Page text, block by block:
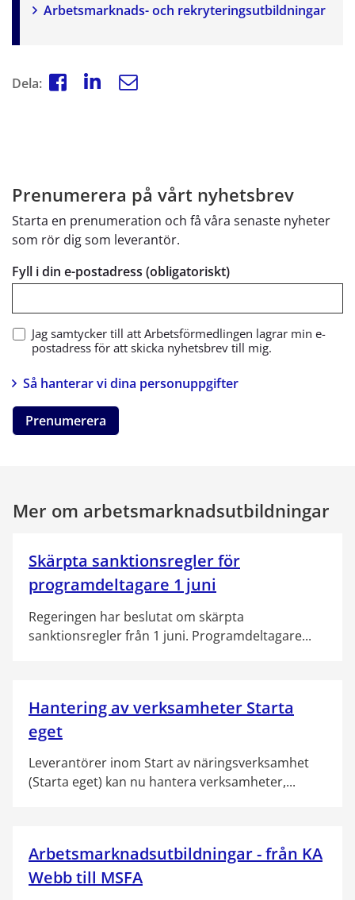
Arbetsmarknads- och rekryteringsutbildningar
Dela:
Prenumerera på vårt nyhetsbrev
Starta en prenumeration och få våra senaste nyheter
som rör dig som leverantör.
Fyll i din e-postadress (obligatoriskt)
Jag samtycker till att Arbetsförmedlingen lagrar min e-
postadress för att skicka nyhetsbrev till mig.
Så hanterar vi dina personuppgifter
Prenumerera
Mer om arbetsmarknadsutbildningar
Skärpta sanktionsregler för
programdeltagare 1 juni
Regeringen har beslutat om skärpta
sanktionsregler från 1 juni. Programdeltagare...
Hantering av verksamheter Starta
eget
Leverantörer inom Start av näringsverksamhet
(Starta eget) kan nu hantera verksamheter,...
Arbetsmarknadsutbildningar - från KA
Webb till MSFA